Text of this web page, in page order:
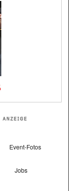
Event-Fotos
Jobs